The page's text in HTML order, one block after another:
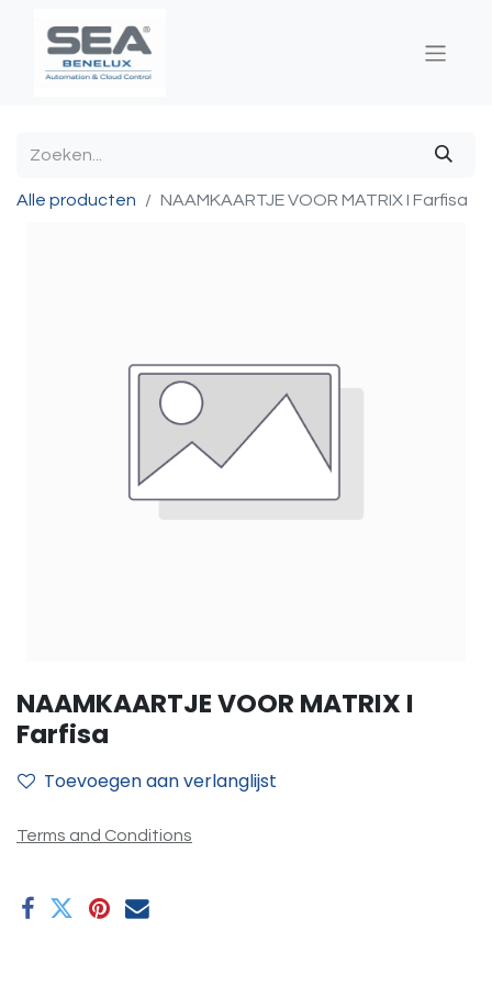
Alle producten NAAMKAARTJE VOOR MATRIX I Farfisa
NAAMKAARTJE VOOR MATRIX I
Farfisa
Toevoegen aan verlanglijst
Terms and Conditions